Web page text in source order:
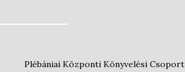
Plébániai Központi Könyvelési Csoport